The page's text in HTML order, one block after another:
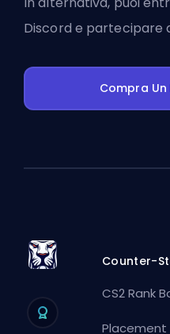
Discord e partecipare
Compra Un
Counter-
CS2 Rank
Placement